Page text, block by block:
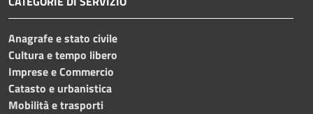
Anagrafe e stato civile
Cultura e tempo libero
Imprese e Commercio
Catasto e urbanistica
Mobilità e trasporti